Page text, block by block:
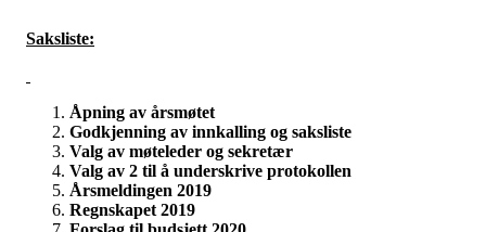
Saksliste:
Åpning av årsmøtet
Godkjenning av innkalling og saksliste
Valg av møteleder og sekretær
Valg av 2 til å underskrive protokollen
Årsmeldingen 2019
Regnskapet 2019